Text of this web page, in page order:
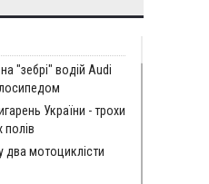
"зебрі" водій Audi
України - трохи
полів
два мотоциклісти